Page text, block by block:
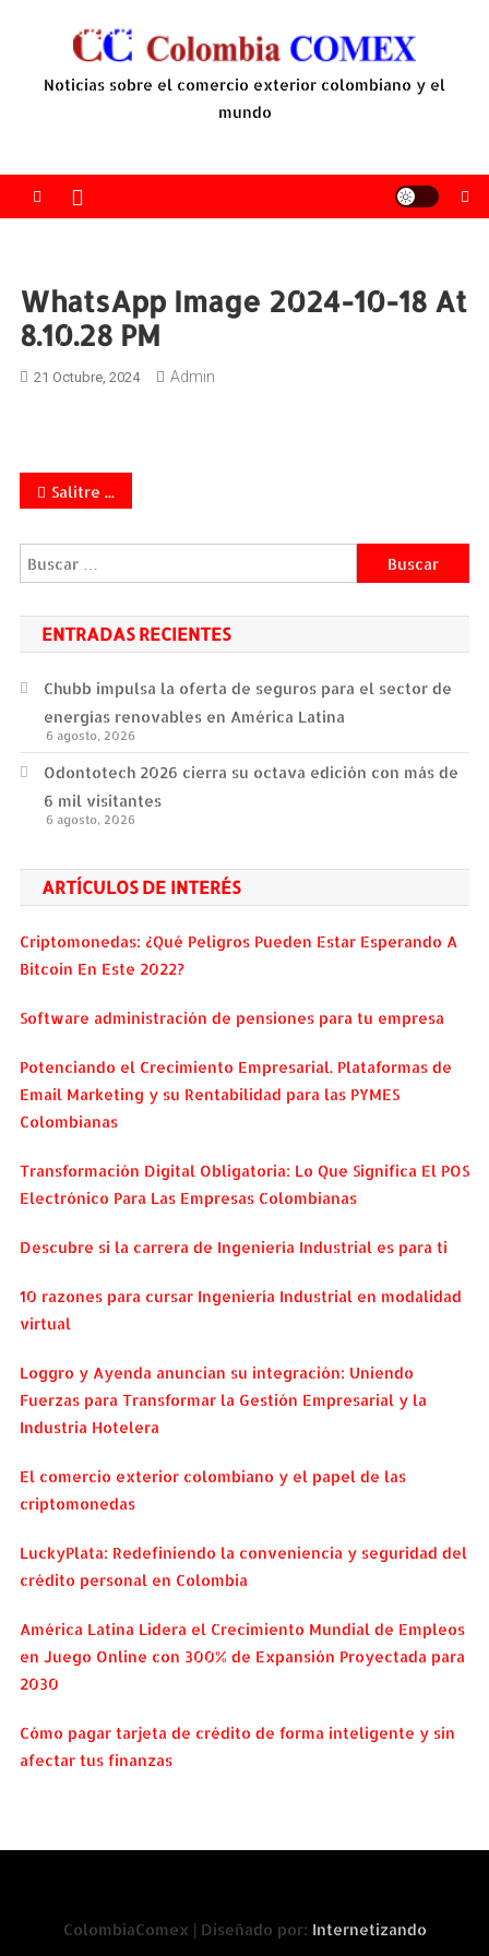
Noticias sobre el comercio exterior colombiano y el
mundo
WhatsApp Image 2024-10-18 At
8.10.28 PM
21 Octubre, 2024 Admin
Navegación
de
entradas
Salitre Plaza, con su campaña social Mujeres que Inspiran promueve la conciencia y prevención sobre el cáncer de mama.
Buscar:
ENTRADAS RECIENTES
Chubb impulsa la oferta de seguros para el sector de
energías renovables en América Latina
6 agosto, 2026
Odontotech 2026 cierra su octava edición con más de
6 mil visitantes
6 agosto, 2026
ARTÍCULOS DE INTERÉS
Criptomonedas: ¿Qué Peligros Pueden Estar Esperando A
Bitcoin En Este 2022?
Software administración de pensiones para tu empresa
Potenciando el Crecimiento Empresarial. Plataformas de
Email Marketing y su Rentabilidad para las PYMES
Colombianas
Transformación Digital Obligatoria: Lo Que Significa El POS
Electrónico Para Las Empresas Colombianas
Descubre si la carrera de Ingeniería Industrial es para ti
10 razones para cursar Ingeniería Industrial en modalidad
virtual
Loggro y Ayenda anuncian su integración: Uniendo
Fuerzas para Transformar la Gestión Empresarial y la
Industria Hotelera
El comercio exterior colombiano y el papel de las
criptomonedas
LuckyPlata: Redefiniendo la conveniencia y seguridad del
crédito personal en Colombia
América Latina Lidera el Crecimiento Mundial de Empleos
en Juego Online con 300% de Expansión Proyectada para
2030
Cómo pagar tarjeta de crédito de forma inteligente y sin
afectar tus finanzas
ColombiaComex | Diseñado por: Internetizando